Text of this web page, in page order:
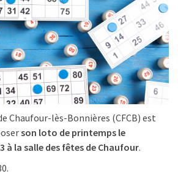
Chaufour-lès-Bonnières (CFCB) est
son loto de printemps le
à la salle des fêtes de Chaufour.